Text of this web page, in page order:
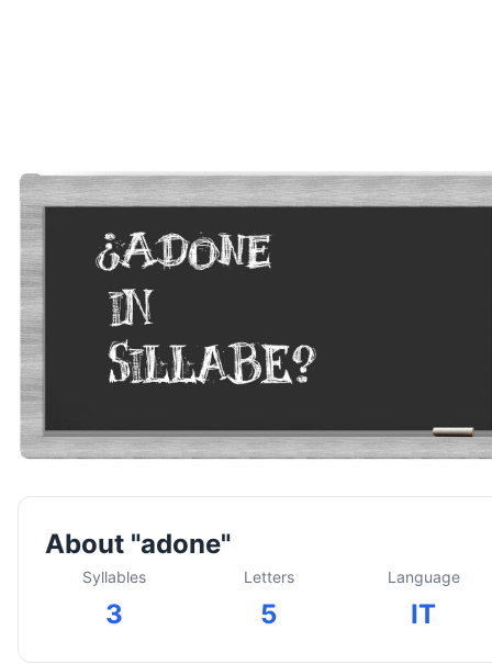
About "adone"
Syllables
3
Letters
5
Language
IT